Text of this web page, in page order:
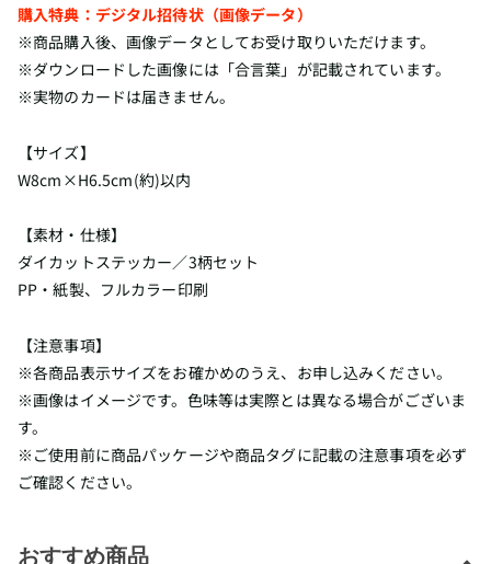
購入特典：デジタル招待状（画像データ）
※商品購入後、画像データとしてお受け取りいただけます。
※ダウンロードした画像には「合言葉」が記載されています。
※実物のカードは届きません。
【サイズ】
W8cm×H6.5cm(約)以内
【素材・仕様】
ダイカットステッカー／3柄セット
PP・紙製、フルカラー印刷
【注意事項】
※各商品表示サイズをお確かめのうえ、お申し込みください。
※画像はイメージです。色味等は実際とは異なる場合がございま
す。
※ご使用前に商品パッケージや商品タグに記載の注意事項を必ず
ご確認ください。
おすすめ商品